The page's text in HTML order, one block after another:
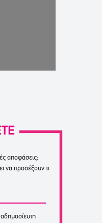
αποφάσεις:
να προσέξουν τι